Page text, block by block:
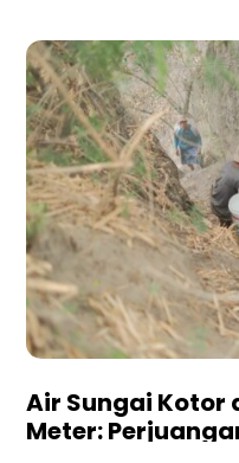
Air Sungai Kotor
Meter: